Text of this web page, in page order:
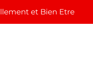
et Bien Etre